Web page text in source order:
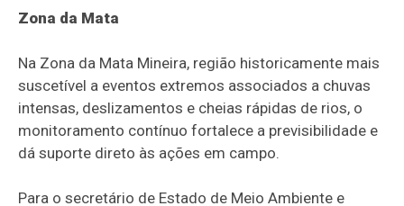
Zona da Mata
Na Zona da Mata Mineira, região historicamente mais
suscetível a eventos extremos associados a chuvas
intensas, deslizamentos e cheias rápidas de rios, o
monitoramento contínuo fortalece a previsibilidade e
dá suporte direto às ações em campo.
Para o secretário de Estado de Meio Ambiente e